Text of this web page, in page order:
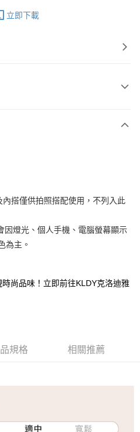
立即下載
搭僅供拍照搭配使用，不列入此
因燈光、個人手機、電腦螢幕顯示
為主。
尚品味！立即前往KLDY克洛迪雅
規格 相關推薦